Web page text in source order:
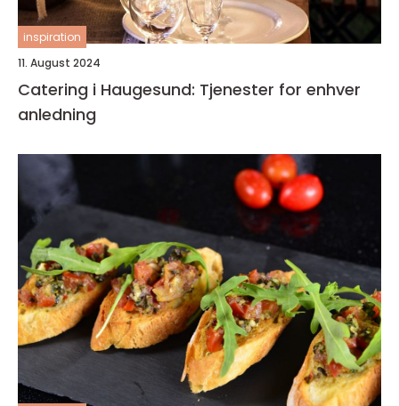
inspiration
11. August 2024
Catering i Haugesund: Tjenester for enhver
anledning